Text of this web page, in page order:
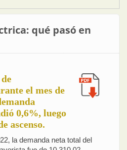
qué pasó en
el mes de
0,6%, luego
ascenso.
la demanda neta total del